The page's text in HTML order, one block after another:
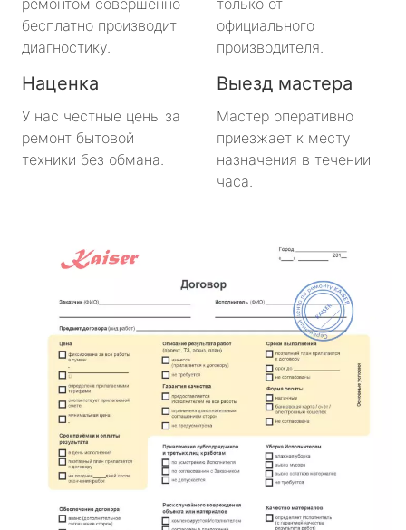
бесплатно производит
диагностику.
официального
производителя.
Наценка
У нас честные цены за
ремонт бытовой
техники без обмана.
Выезд мастера
Мастер оперативно
приезжает к месту
назначения в течении
часа.